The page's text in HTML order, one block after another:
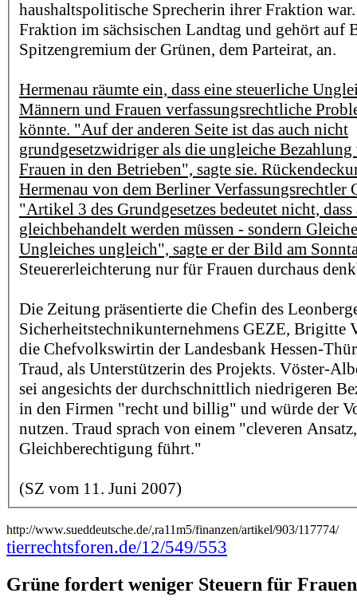
haushaltspolitische Sprecherin ihrer Fraktion
Fraktion im sächsischen Landtag und gehört auf
Spitzengremium der Grünen, dem Parteirat, an.
Hermenau räumte ein, dass eine steuerliche
Männern und Frauen verfassungsrechtliche
könnte. "Auf der anderen Seite ist das auch nicht
grundgesetzwidriger als die ungleiche
Frauen in den Betrieben", sagte sie.
Hermenau von dem Berliner Verfassungsrechtler
"Artikel 3 des Grundgesetzes bedeutet nicht, dass
gleichbehandelt werden müssen - sondern
Ungleiches ungleich", sagte er der Bild am
Steuererleichterung nur für Frauen durchaus
Die Zeitung präsentierte die Chefin des
Sicherheitstechnikunternehmens GEZE, Brigitte
die Chefvolkswirtin der Landesbank Hessen-
Traud, als Unterstützerin des Projekts. Vöster-
sei angesichts der durchschnittlich niedrigeren
in den Firmen "recht und billig" und würde der
nutzen. Traud sprach von einem "cleveren
Gleichberechtigung führt."
(SZ vom 11. Juni 2007)
http://www.sueddeutsche.de/,ra11m5/finanzen/artikel/903/117774/
tierrechtsforen.de/12/549/553
Grüne fordert weniger Steuern für Frauen